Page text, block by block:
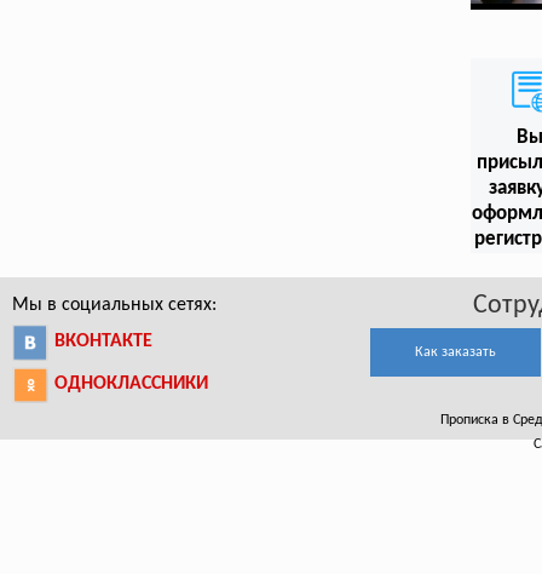
Вы
Мы в социальных сетях:
ВКОНТАКТЕ
ОДНОКЛАССНИКИ
Как заказать
Прописка в